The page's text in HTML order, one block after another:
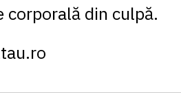
corporală din culpă.